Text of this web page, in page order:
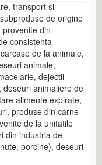
transport si
de origine
din
consistenta
de la animale,
animale,
dejectii
animaliere de
alimente expirate,
produse din carne
de la unitatile
din industria de
porcine), deseuri